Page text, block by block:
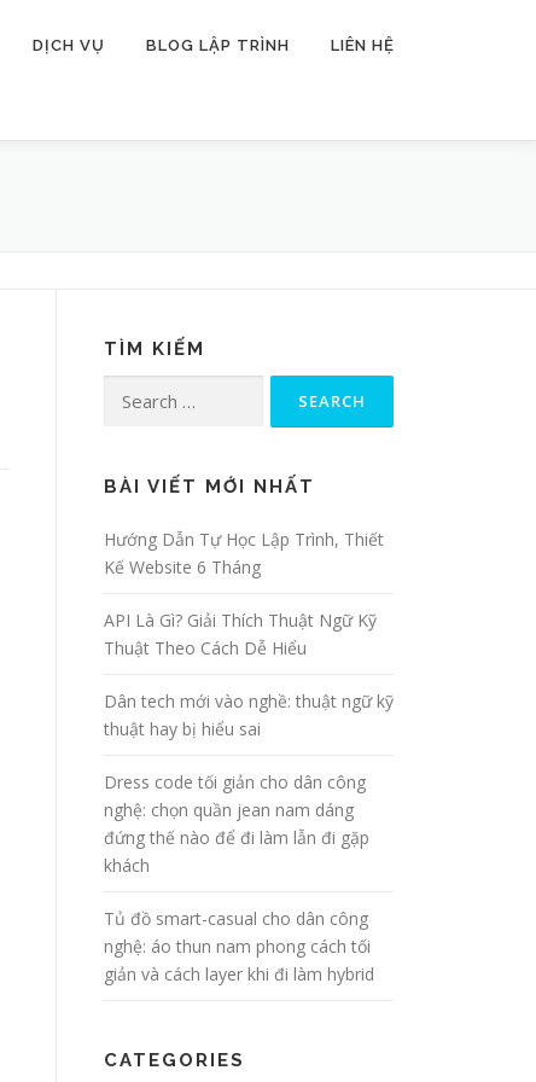
DỊCH VỤ BLOG LẬP TRÌNH LIÊN HỆ
TÌM KIẾM
Search for:
BÀI VIẾT MỚI NHẤT
Hướng Dẫn Tự Học Lập Trình, Thiết
Kế Website 6 Tháng
API Là Gì? Giải Thích Thuật Ngữ Kỹ
Thuật Theo Cách Dễ Hiểu
Dân tech mới vào nghề: thuật ngữ kỹ
thuật hay bị hiểu sai
Dress code tối giản cho dân công
nghệ: chọn quần jean nam dáng
đứng thế nào để đi làm lẫn đi gặp
khách
Tủ đồ smart-casual cho dân công
nghệ: áo thun nam phong cách tối
giản và cách layer khi đi làm hybrid
CATEGORIES